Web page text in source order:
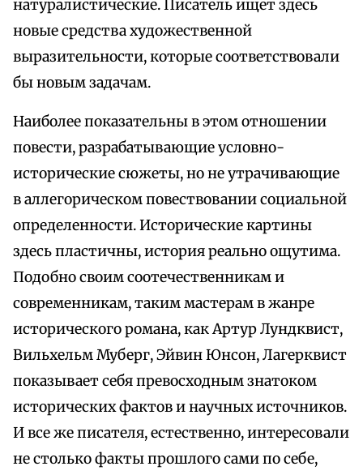
натуралистические. Писатель ищет здесь
новые средства художественной
выразительности, которые соответствовали
бы новым задачам.
Наиболее показательны в этом отношении
повести, разрабатывающие условно-
исторические сюжеты, но не утрачивающие
в аллегорическом повествовании социальной
определенности. Исторические картины
здесь пластичны, история реально ощутима.
Подобно своим соотечественникам и
современникам, таким мастерам в жанре
исторического романа, как Артур Лундквист,
Вильхельм Муберг, Эйвин Юнсон, Лагерквист
показывает себя превосходным знатоком
исторических фактов и научных источников.
И все же писателя, естественно, интересовали
не столько факты прошлого сами по себе,